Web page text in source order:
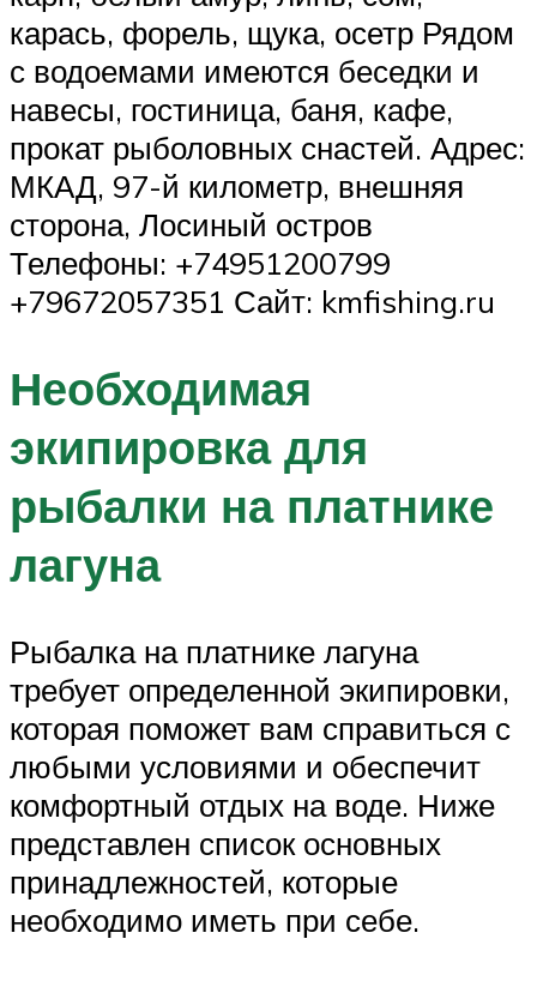
карась, форель, щука, осетр Рядом
с водоемами имеются беседки и
навесы, гостиница, баня, кафе,
прокат рыболовных снастей. Адрес:
МКАД, 97-й километр, внешняя
сторона, Лосиный остров
Телефоны: +74951200799
+79672057351 Сайт: kmfishing.ru
Необходимая
экипировка для
рыбалки на платнике
лагуна
Рыбалка на платнике лагуна
требует определенной экипировки,
которая поможет вам справиться с
любыми условиями и обеспечит
комфортный отдых на воде. Ниже
представлен список основных
принадлежностей, которые
необходимо иметь при себе.